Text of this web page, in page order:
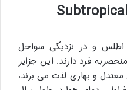
اقلیم نیمه گرمسیری (Subtropical
اطلس و در نزدیکی سواحل
فرد دارند. این جزایر
و بهاری لذت می برند،